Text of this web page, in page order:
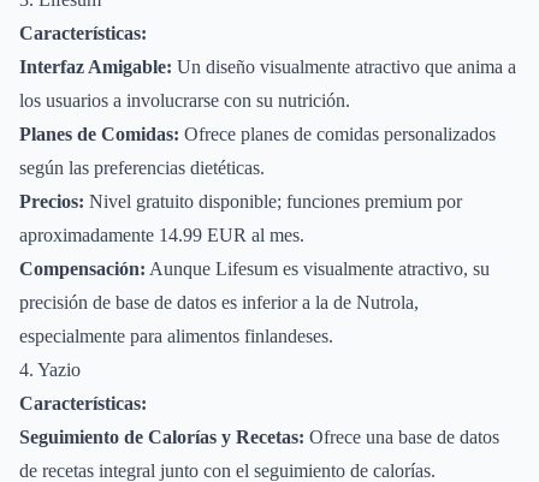
Características:
Interfaz Amigable: Un diseño visualmente atractivo que anima a
los usuarios a involucrarse con su nutrición.
Planes de Comidas: Ofrece planes de comidas personalizados
según las preferencias dietéticas.
Precios: Nivel gratuito disponible; funciones premium por
aproximadamente 14.99 EUR al mes.
Compensación: Aunque Lifesum es visualmente atractivo, su
precisión de base de datos es inferior a la de Nutrola,
especialmente para alimentos finlandeses.
4. Yazio
Características:
Seguimiento de Calorías y Recetas: Ofrece una base de datos
de recetas integral junto con el seguimiento de calorías.